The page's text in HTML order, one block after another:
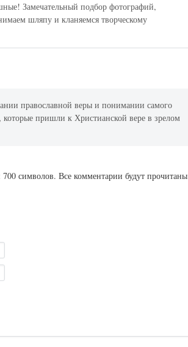
Замечательный подбор фотографий,
шляпу и кланяемся творческому
православной веры и понимании самого
пришли к Христианской вере в зрелом
символов. Все комментарии будут прочитаны